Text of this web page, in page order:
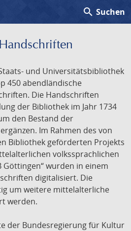
search Suchen
und Universitätsbibliothek
450 abendländische
Die Handschriften
der Bibliothek im Jahr 1734
den Bestand der
Im Rahmen des von
Bibliothek geförderten Projekts
volkssprachlichen
Göttingen“ wurden in einem
digitalisiert. Die
um weitere mittelalterliche
werden.
der Bundesregierung für Kultur